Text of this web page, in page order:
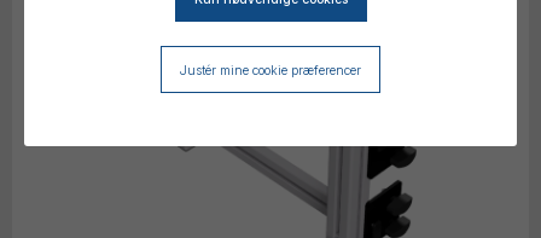
Justér mine cookie præferencer